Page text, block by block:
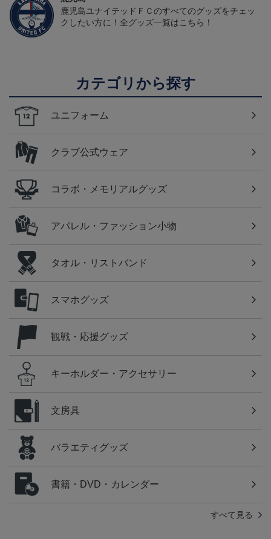
鹿児島ユナイテッドＦＣのすべてのグッズをチェッ
クしたい方に！全グッズ一覧はこちら！
カテゴリから探す
ユニフォーム
クラブ公式ウェア
コラボ・メモリアルグッズ
アパレル・ファッション小物
タオル・リストバンド
スマホグッズ
観戦・応援グッズ
キーホルダー・アクセサリー
文房具
バラエティグッズ
書籍・DVD・カレンダー
すべて見る